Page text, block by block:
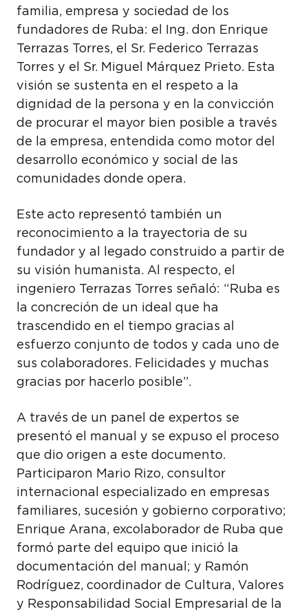
familia, empresa y sociedad de los
fundadores de Ruba: el Ing. don Enrique
Terrazas Torres, el Sr. Federico Terrazas
Torres y el Sr. Miguel Márquez Prieto. Esta
visión se sustenta en el respeto a la
dignidad de la persona y en la convicción
de procurar el mayor bien posible a través
de la empresa, entendida como motor del
desarrollo económico y social de las
comunidades donde opera.
Este acto representó también un
reconocimiento a la trayectoria de su
fundador y al legado construido a partir de
su visión humanista. Al respecto, el
ingeniero Terrazas Torres señaló: “Ruba es
la concreción de un ideal que ha
trascendido en el tiempo gracias al
esfuerzo conjunto de todos y cada uno de
sus colaboradores. Felicidades y muchas
gracias por hacerlo posible”.
A través de un panel de expertos se
presentó el manual y se expuso el proceso
que dio origen a este documento.
Participaron Mario Rizo, consultor
internacional especializado en empresas
familiares, sucesión y gobierno corporativo;
Enrique Arana, excolaborador de Ruba que
formó parte del equipo que inició la
documentación del manual; y Ramón
Rodríguez, coordinador de Cultura, Valores
y Responsabilidad Social Empresarial de la